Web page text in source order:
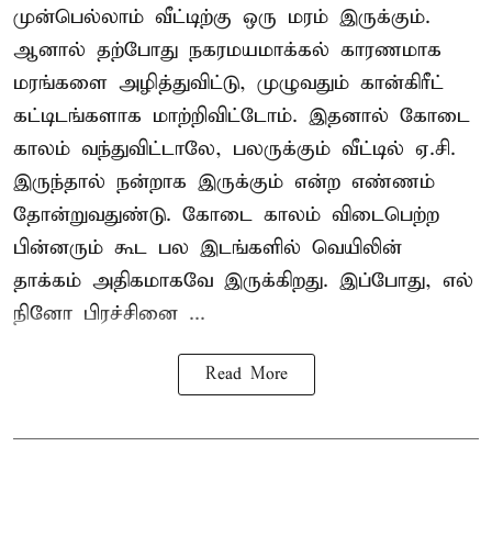
முன்பெல்லாம் வீட்டிற்கு ஒரு மரம் இருக்கும்.
ஆனால் தற்போது நகரமயமாக்கல் காரணமாக
மரங்களை அழித்துவிட்டு, முழுவதும் கான்கிரீட்
கட்டிடங்களாக மாற்றிவிட்டோம். இதனால் கோடை
காலம் வந்துவிட்டாலே, பலருக்கும் வீட்டில் ஏ.சி.
இருந்தால் நன்றாக இருக்கும் என்ற எண்ணம்
தோன்றுவதுண்டு. கோடை காலம் விடைபெற்ற
பின்னரும் கூட பல இடங்களில் வெயிலின்
தாக்கம் அதிகமாகவே இருக்கிறது. இப்போது, எல்
நினோ பிரச்சினை ...
Read More